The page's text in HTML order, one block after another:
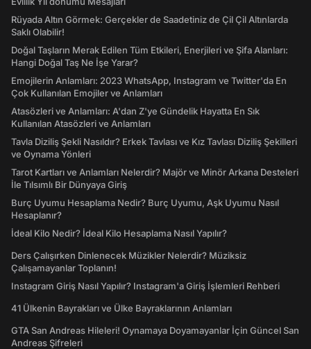
Rüyada Altın Görmek: Gerçekler de Saadetiniz de Çil Çil Altınlarda
Saklı Olabilir!
Doğal Taşların Merak Edilen Tüm Etkileri, Enerjileri ve Şifa Alanları:
Hangi Doğal Taş Ne İşe Yarar?
Emojilerin Anlamları: 2023 WhatsApp, Instagram ve Twitter'da En
Çok Kullanılan Emojiler ve Anlamları
Atasözleri ve Anlamları: A'dan Z'ye Gündelik Hayatta En Sık
Kullanılan Atasözleri ve Anlamları
Tavla Diziliş Şekli Nasıldır? Erkek Tavlası ve Kız Tavlası Diziliş Şekilleri
ve Oynama Yönleri
Tarot Kartları ve Anlamları Nelerdir? Majör ve Minör Arkana Desteleri
İle Tılsımlı Bir Dünyaya Giriş
Burç Uyumu Hesaplama Nedir? Burç Uyumu, Aşk Uyumu Nasıl
Hesaplanır?
İdeal Kilo Nedir? İdeal Kilo Hesaplama Nasıl Yapılır?
Ders Çalışırken Dinlenecek Müzikler Nelerdir? Müziksiz
Çalışamayanlar Toplanın!
Instagram Giriş Nasıl Yapılır? Instagram'a Giriş İşlemleri Rehberi
41 Ülkenin Bayrakları ve Ülke Bayraklarının Anlamları
GTA San Andreas Hileleri! Oynamaya Doyamayanlar İçin Güncel San
Andreas Şifreleri